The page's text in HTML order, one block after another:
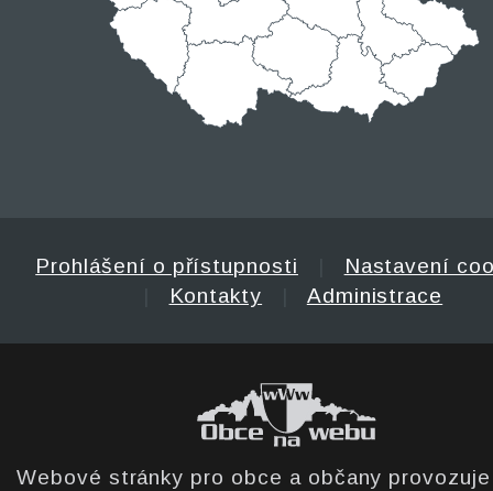
Prohlášení o přístupnosti
Nastavení
Kontakty Administrace
Webové stránky pro obce a občany